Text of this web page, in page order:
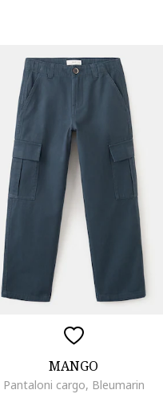
MANGO
Pantaloni cargo, Bleumarin